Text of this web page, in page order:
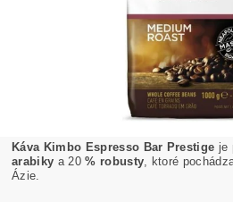
Káva Kimbo Espresso Bar Prestige je
arabiky a 20% robusty , ktoré
Ázie.